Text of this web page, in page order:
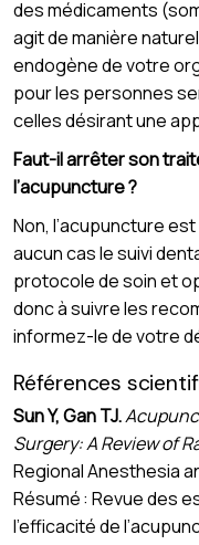
des médicaments
agit de manière
endogène de votre
pour les personnes
celles désirant une
Faut-il arrêter son
l’acupuncture ?
Non, l’acupuncture
aucun cas le suivi
protocole de soin et
donc à suivre les
informez-le de votre
Références
Sun Y, Gan TJ.
Surgery: A Review of
Regional Anesthesia
Résumé : Revue des
l’efficacité de